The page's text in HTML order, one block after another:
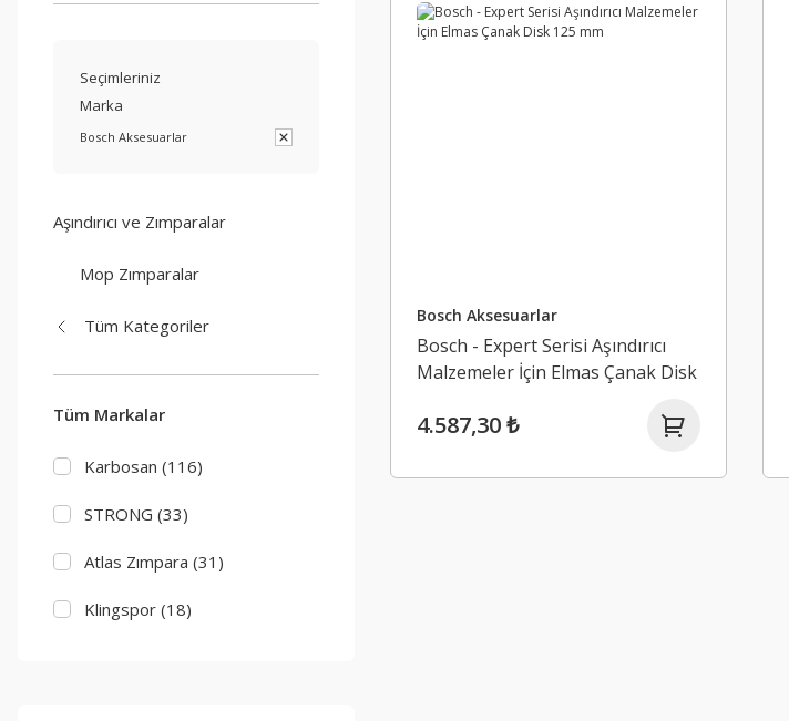
Seçimleriniz
Marka
Bosch Aksesuarlar
Aşındırıcı ve Zımparalar
Mop Zımparalar
Tüm Kategoriler
Tüm Markalar
Karbosan (116)
STRONG (33)
Atlas Zımpara (31)
Klingspor (18)
Bosch Aksesuarlar
Bosch - Expert Serisi Aşındırıcı
Malzemeler İçin Elmas Çanak Disk
4.587,30 ₺